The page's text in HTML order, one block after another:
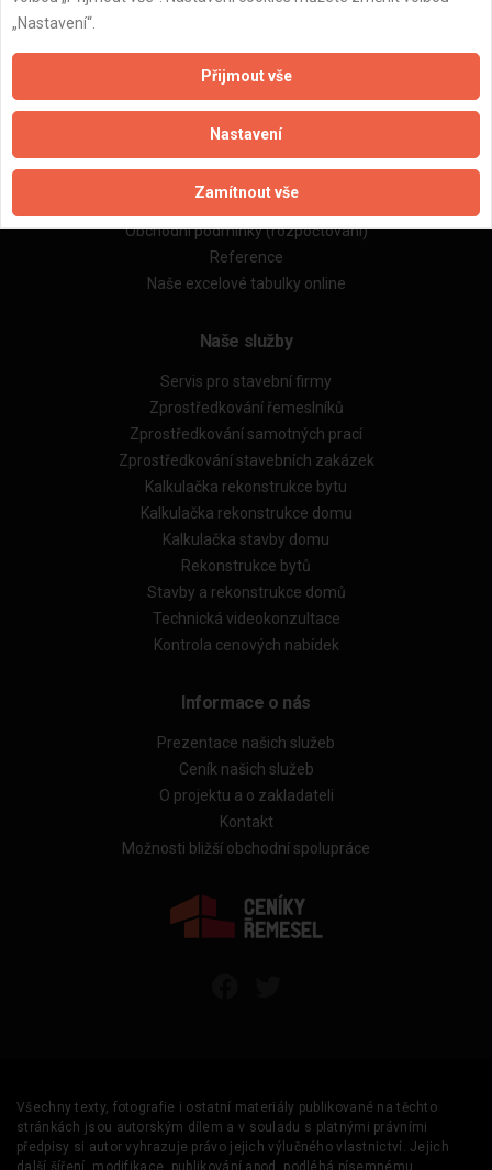
Důležité informace
Naše firmy a řemeslníci
Obchodní podmínky (rozpočtování)
Reference
Naše excelové tabulky online
Naše služby
Servis pro stavební firmy
Zprostředkování řemeslníků
Zprostředkování samotných prací
Zprostředkování stavebních zakázek
Kalkulačka rekonstrukce bytu
Kalkulačka rekonstrukce domu
Kalkulačka stavby domu
Rekonstrukce bytů
Stavby a rekonstrukce domů
Technická videokonzultace
Kontrola cenových nabídek
Informace o nás
Prezentace našich služeb
Ceník našich služeb
O projektu a o zakladateli
Kontakt
Možnosti bližší obchodní spolupráce
Všechny texty, fotografie i ostatní materiály publikované na těchto
stránkách jsou autorským dílem a v souladu s platnými právními
předpisy si autor vyhrazuje právo jejich výlučného vlastnictví. Jejich
„Nastavení“.
Přijmout vše
Nastavení
Zamítnout vše